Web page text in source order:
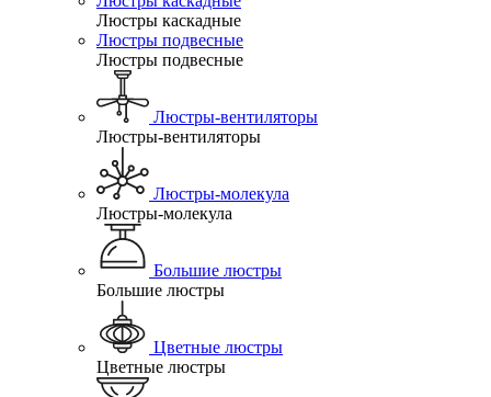
Люстры каскадные
Люстры подвесные
Люстры подвесные
Люстры-вентиляторы
Люстры-вентиляторы
Люстры-молекула
Люстры-молекула
Большие люстры
Большие люстры
Цветные люстры
Цветные люстры